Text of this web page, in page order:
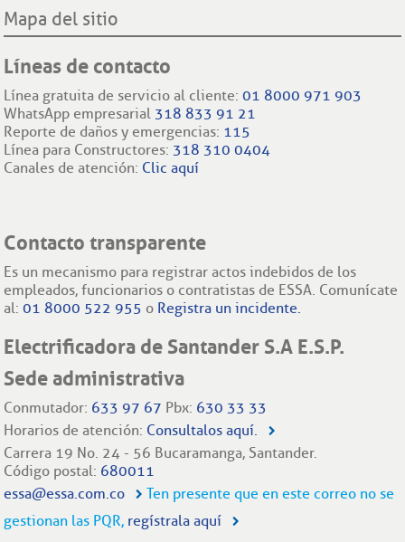
Mapa del sitio
Líneas de contacto
Línea gratuita de servicio al cliente:01 8000 971 903
WhatsApp empresarial 318 833 91 21
Reporte de daños y emergencias: 115
Línea para Constructores: 318 310 0404
Canales de atención: Clic aquí
Contacto transparente
Es un mecanismo para registrar actos indebidos de los
empleados, funcionarios o contratistas de ESSA. Comunícate
al:01 8000 522 955 o Registra un incidente.
Electrificadora de Santander S.A E.S.P.
Sede administrativa
Conmutador: 633 97 67 Pbx: 630 33 33
Horarios de atención: Consultalos aquí.
Carrera 19 No. 24 - 56 Bucaramanga, Santander.
Código postal: 680011
essa@essa.com.co
Ten presente que en este correo no se
gestionan las PQR, regístrala aquí